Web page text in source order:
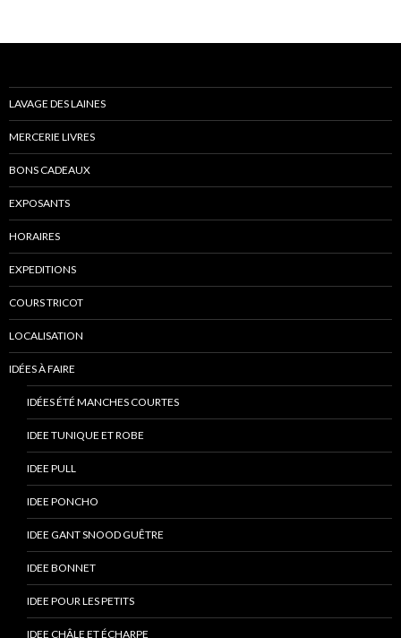
LAVAGE DES LAINES
MERCERIE LIVRES
BONS CADEAUX
EXPOSANTS
HORAIRES
EXPEDITIONS
COURS TRICOT
LOCALISATION
IDÉES À FAIRE
IDÉES ÉTÉ MANCHES COURTES
IDEE TUNIQUE ET ROBE
IDEE PULL
IDEE PONCHO
IDEE GANT SNOOD GUÊTRE
IDEE BONNET
IDEE POUR LES PETITS
IDEE CHÂLE ET ÉCHARPE